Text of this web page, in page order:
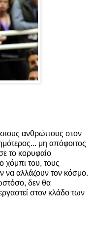
ανθρώπους στον
μη απόφοιτος
το κορυφαίο
χόμπι του, τους
να αλλάζουν τον κόσμο.
δεν θα
στον κλάδο των